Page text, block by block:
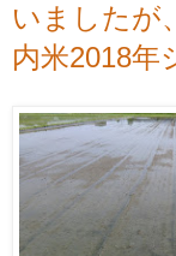
いましたが
内米2018年